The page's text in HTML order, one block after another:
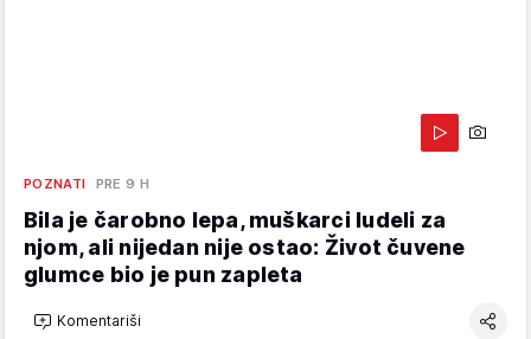
POZNATI PRE 9 H
Bila je čarobno lepa, muškarci ludeli za
njom, ali nijedan nije ostao: Život čuvene
glumce bio je pun zapleta
Komentariši